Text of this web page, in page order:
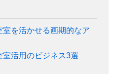
を活かせる画期的なア
活用のビジネス3選